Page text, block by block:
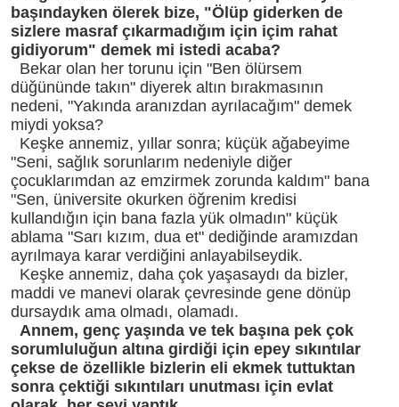
başındayken ölerek bize, "Ölüp giderken de
sizlere masraf çıkarmadığım için içim rahat
gidiyorum" demek mi istedi acaba?
Bekar olan her torunu için "Ben ölürsem
düğününde takın" diyerek altın bırakmasının
nedeni, "Yakında aranızdan ayrılacağım" demek
miydi yoksa?
Keşke annemiz, yıllar sonra; küçük ağabeyime
"Seni, sağlık sorunlarım nedeniyle diğer
çocuklarımdan az emzirmek zorunda kaldım" bana
"Sen, üniversite okurken öğrenim kredisi
kullandığın için bana fazla yük olmadın" küçük
ablama "Sarı kızım, dua et" dediğinde aramızdan
ayrılmaya karar verdiğini anlayabilseydik.
Keşke annemiz, daha çok yaşasaydı da bizler,
maddi ve manevi olarak çevresinde gene dönüp
dursaydık ama olmadı, olamadı.
Annem, genç yaşında ve tek başına pek çok
sorumluluğun altına girdiği için epey sıkıntılar
çekse de özellikle bizlerin eli ekmek tuttuktan
sonra çektiği sıkıntıları unutması için evlat